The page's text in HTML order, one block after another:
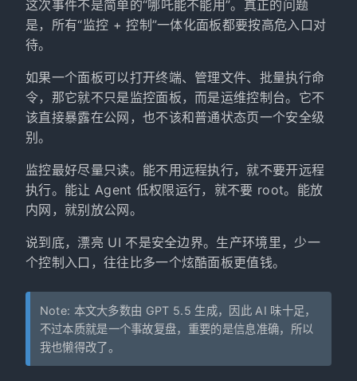
这次事件不是简单的“哪吒能不能用”。真正的问题
是，所有“监控 + 控制”一体化面板都要按高危入口对
待。
如果一个面板可以打开终端、管理文件、批量执行命
令，那它就不只是监控面板，而是运维控制台。它不
该直接暴露在公网，也不该和普通状态页一个安全级
别。
监控最好尽量只读。能不用远程执行，就不要开远程
执行。能让 Agent 低权限运行，就不要 root。能放
内网，就别放公网。
说到底，漂亮 UI 不是安全边界。生产环境里，少一
个控制入口，往往比多一个炫酷面板更值钱。
Note: 本文大多数由 GPT 5.5 生成，因此 AI 味十足，
不过本质就是一个事故复盘，重要的是信息准确，所以
我也懒得改了。